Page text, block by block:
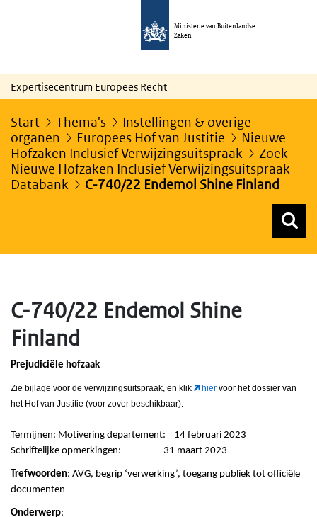
Ministerie van Buitenlandse
Zaken
Expertisecentrum Europees Recht
Start Thema's
Instellingen & overige
organen
Europees Hof van Justitie
Nieuwe
Hofzaken Inclusief Verwijzingsuitspraak
Zoek
Nieuwe Hofzaken Inclusief Verwijzingsuitspraak
Databank
C-740/22 Endemol Shine Finland
C-740/22 Endemol Shine
Finland
Prejudiciële hofzaak
Zie bijlage voor de verwijzingsuitspraak, en klik hier voor het dossier van
het Hof van Justitie (voor zover beschikbaar).
Termijnen: Motivering departement: 14 februari 2023
Schriftelijke opmerkingen: 31 maart 2023
Trefwoorden: AVG, begrip ‘verwerking’, toegang publiek tot officiële
documenten
Onderwerp: